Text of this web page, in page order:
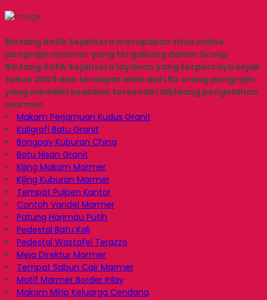
Bintang Antik Sejahtera merupakan situs online
pengrajin marmer yang tergabung dalam Group
Bintang Antik Sejahtera layanan yang terpercaya sejak
tahun 2009 dan terdapat lebih dari 50 orang pengrajin
yang memiliki keahlian tersendiri dibidang pengolahan
marmer.
Makam Perjamuan Kudus Granit
Kaligrafi Batu Granit
Bongpay Kuburan China
Batu Nisan Granit
Kijing Makam Marmer
Kijing Kuburan Marmer
Tempat Pulpen Kantor
Contoh Vandel Marmer
Patung Harimau Putih
Pedestal Batu Kali
Pedestal Wastafel Terazzo
Meja Direktur Marmer
Tempat Sabun Cair Marmer
Motif Marmer Border Inlay
Makam Mirip Keluarga Cendana